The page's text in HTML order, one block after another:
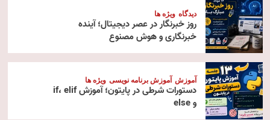
دیدگاه ویژه ها
روز خبرنگار در عصر دیجیتال؛ آینده
خبرنگاری و هوش مصنوع
آموزش آموزش برنامه نویسی ویژه ها
دستورات شرطی در پایتون؛ آموزش if، elif
و else